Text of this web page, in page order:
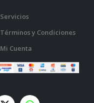
Servicios
Términos y Condiciones
Mi Cuenta